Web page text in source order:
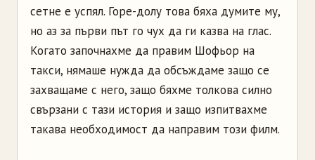
сетне е успял. Горе-долу това бяха думите му,
но аз за първи път го чух да ги казва на глас.
Когато започнахме да правим Шофьор на
такси, нямаше нужда да обсъждаме защо се
захващаме с него, защо бяхме толкова силно
свързани с тази история и защо изпитвахме
такава необходимост да направим този филм.